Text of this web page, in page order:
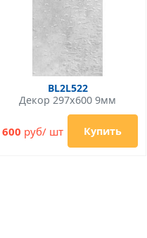
BL2L522
Декор 297x600 9мм
600 руб/ шт Купить